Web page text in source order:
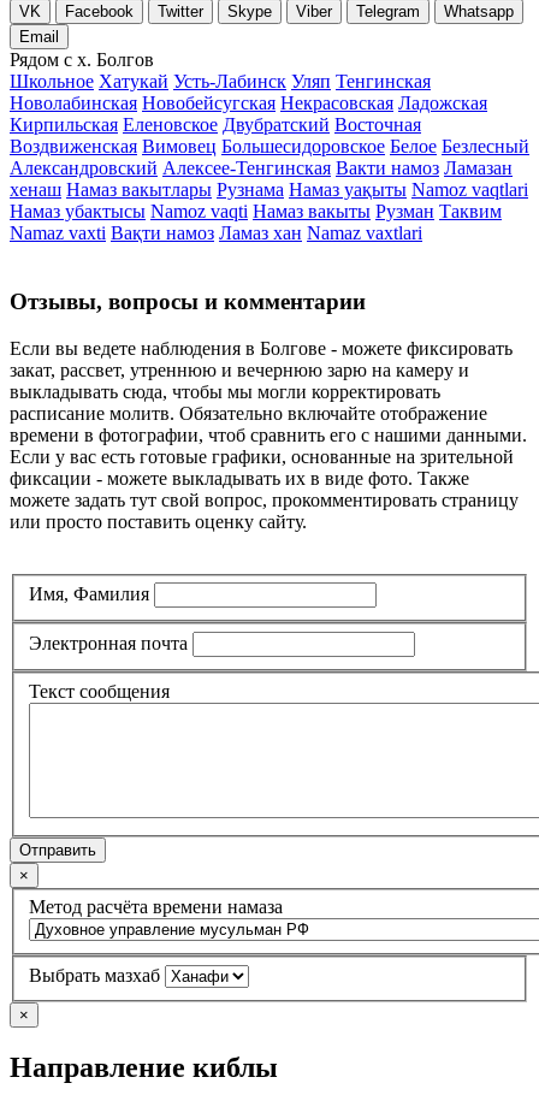
VK Facebook Twitter Skype Viber Telegram
Whatsapp
Email
Рядом с х. Болгов
Школьное Хатукай Усть-Лабинск Уляп Тенгинская
Новолабинская Новобейсугская Некрасовская Ладожская
Кирпильская Еленовское Двубратский Восточная
Воздвиженская Вимовец Большесидоровское Белое Безлесный
Александровский Алексее-Тенгинская Вакти намоз Ламазан
хенаш Намаз вакытлары Рузнама Намаз уақыты Namoz vaqtlari
Намаз убактысы Namoz vaqti Намаз вакыты Рузман Таквим
Namaz vaxti Вақти намоз Ламаз хан Namaz vaxtlari
Отзывы, вопросы и комментарии
Если вы ведете наблюдения в Болгове - можете фиксировать
закат, рассвет, утреннюю и вечернюю зарю на камеру и
выкладывать сюда, чтобы мы могли корректировать
расписание молитв. Обязательно включайте отображение
времени в фотографии, чтоб сравнить его с нашими данными.
Если у вас есть готовые графики, основанные на зрительной
фиксации - можете выкладывать их в виде фото. Также
можете задать тут свой вопрос, прокомментировать страницу
или просто поставить оценку сайту.
Имя, Фамилия
Электронная почта
Текст сообщения
Отправить
×
Метод расчёта времени намаза
Выбрать мазхаб
×
Направление киблы